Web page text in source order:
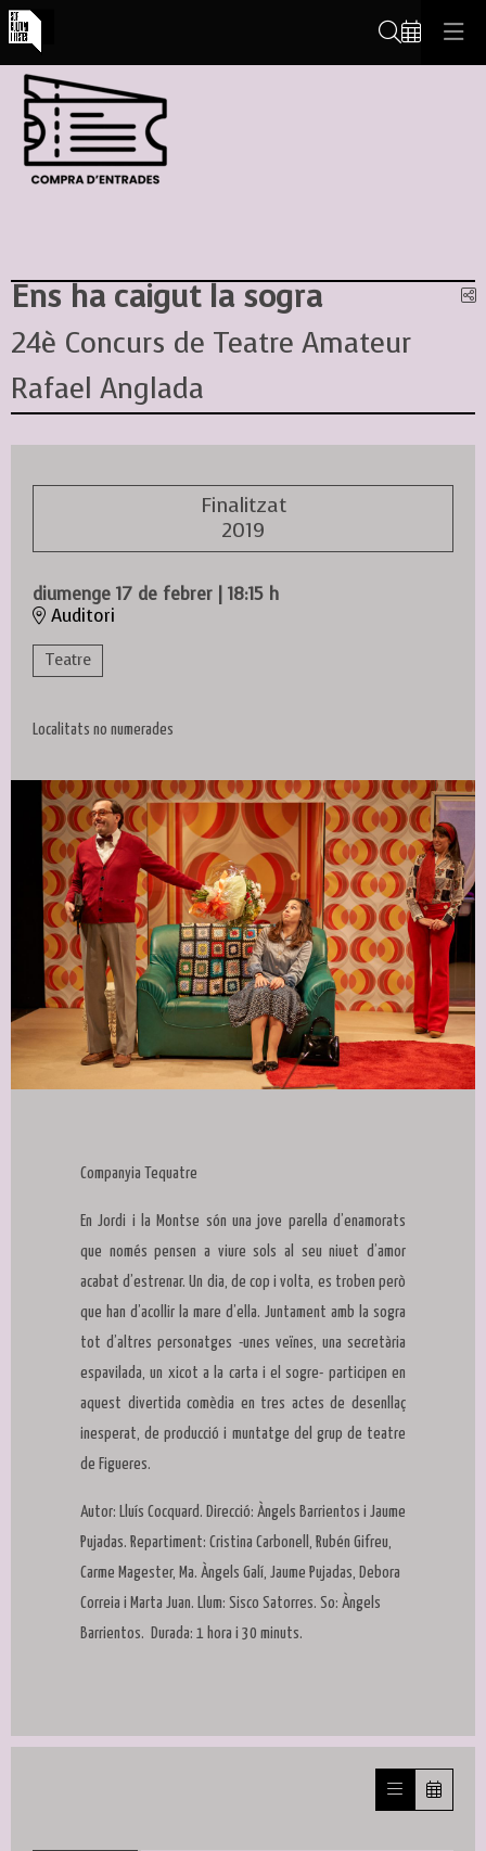
Ens ha caigut la sogra
24è Concurs de Teatre Amateur
Rafael Anglada
Finalitzat
2019
diumenge 17 de febrer | 18:15 h
Auditori
Teatre
Localitats no numerades
Companyia Tequatre
En Jordi i la Montse són una jove parella d’enamorats
que només pensen a viure sols al seu niuet d’amor
acabat d’estrenar. Un dia, de cop i volta, es troben però
que han d’acollir la mare d’ella. Juntament amb la sogra
tot d’altres personatges -unes veïnes, una secretària
espavilada, un xicot a la carta i el sogre- participen en
aquest divertida comèdia en tres actes de desenllaç
inesperat, de producció i muntatge del grup de teatre
de Figueres.
Autor: Lluís Cocquard. Direcció: Àngels Barrientos i Jaume
Pujadas. Repartiment: Cristina Carbonell, Rubén Gifreu,
Carme Magester, Ma. Àngels Galí, Jaume Pujadas, Debora
Correia i Marta Juan. Llum: Sisco Satorres. So: Àngels
Barrientos. Durada: 1 hora i 30 minuts.